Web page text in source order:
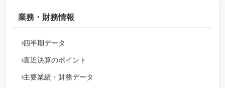
業務・財務情報
四半期データ
直近決算のポイント
主要業績・財務データ